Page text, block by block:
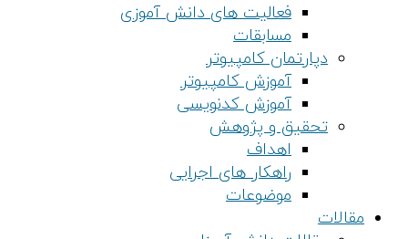
فعالیت های دانش آموزی
مسابقات
دپارتمان کامپیوتر
آموزش کامپیوتر
آموزش کدنویسی
تحقیق و پژوهش
اهداف
راهکار های اجرایی
موضوعات
مقالات